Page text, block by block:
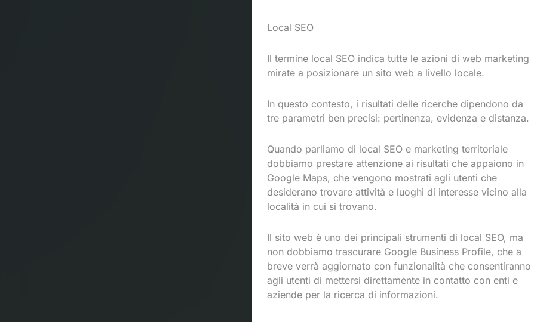
Local SEO
Il termine local SEO indica tutte le azioni di web marketing
mirate a posizionare un sito web a livello locale.
In questo contesto, i risultati delle ricerche dipendono da
tre parametri ben precisi: pertinenza, evidenza e distanza.
Quando parliamo di local SEO e marketing territoriale
dobbiamo prestare attenzione ai risultati che appaiono in
Google Maps, che vengono mostrati agli utenti che
desiderano trovare attività e luoghi di interesse vicino alla
località in cui si trovano.
Il sito web è uno dei principali strumenti di local SEO, ma
non dobbiamo trascurare Google Business Profile, che a
breve verrà aggiornato con funzionalità che consentiranno
agli utenti di mettersi direttamente in contatto con enti e
aziende per la ricerca di informazioni.